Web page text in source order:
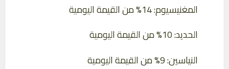
المغنيسيوم: 14% من القيمة اليومية
الحديد: 10% من القيمة اليومية
النياسين: 9% من القيمة اليومية